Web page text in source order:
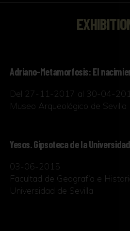
Adriano-Metamorfosis: El
Del 27-11-2017 al 30-04-
Museo Arqueológico de Sevilla
Yesos. Gipsoteca de la
03-06-2015
Facultad de Geografía e
Universidad de Sevilla